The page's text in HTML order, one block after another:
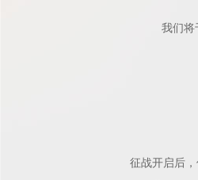
我们将
征战开启后